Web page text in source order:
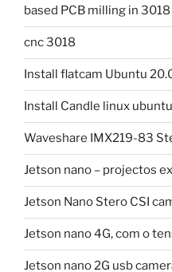
based PCB milling in 3018
cnc 3018
Install flatcam Ubuntu
Install Candle linux
Waveshare IMX219-83
Jetson nano – projectos
Jetson Nano Stero CSI
Jetson nano 4G, com o
Jetson nano 2G usb